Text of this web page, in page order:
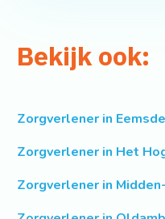
Bekijk ook:
Zorgverlener in
Zorgverlener in Het
Zorgverlener in